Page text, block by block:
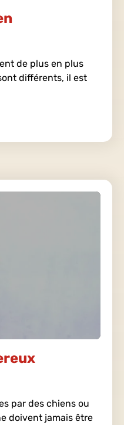
de plus en plus
différents, il est
par des chiens ou
doivent jamais être